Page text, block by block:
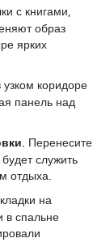
с книгами,
образ
ярких
коридоре
панель над
Перенесите
служить
отдыха.
на
в спальне